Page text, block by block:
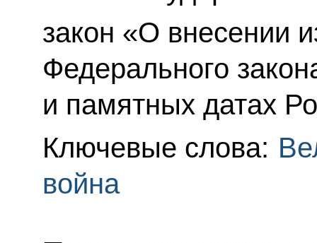
закон «О внесении
Федерального
и памятных датах
Ключевые слова:
война